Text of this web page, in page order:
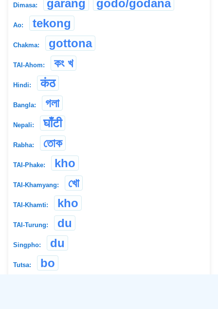
Dimasa: garang godo/godana
Ao: tekong
Chakma: gottona
TAI-Ahom: কং খ
Hindi: कंठ
Bangla: গলা
Nepali: घाँटी
Rabha: তোক
TAI-Phake: kho
TAI-Khamyang: খো
TAI-Khamti: kho
TAI-Turung: du
Singpho: du
Tutsa: bo